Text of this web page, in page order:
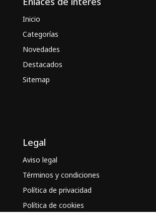
Inicio
Categorías
Novedades
Destacados
Sitemap
Legal
Aviso legal
Términos y condiciones
Política de privacidad
Política de cookies